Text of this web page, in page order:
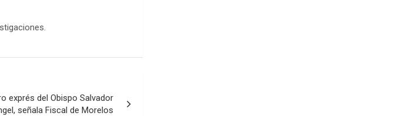
exprés del Obispo Salvador
señala Fiscal de Morelos